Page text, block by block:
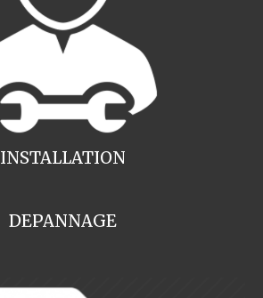
INSTALLATION
DEPANNAGE